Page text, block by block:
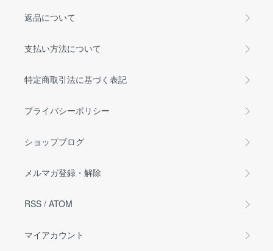
返品について
支払い方法について
特定商取引法に基づく表記
プライバシーポリシー
ショップブログ
メルマガ登録・解除
RSS / ATOM
マイアカウント